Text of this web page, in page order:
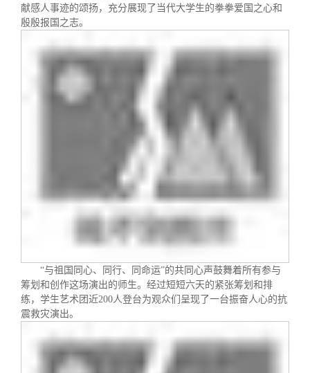
专业委员会
兴趣群体
西南联大校友会
捐赠纪事
捐赠方法
义工计划
《水木清华》
我要订阅
新媒体平台
清华人物
清华故事
青春风采
校友讲坛
校友视界
校友服务
终身学习
信息化服务
实用信息
校友总会
总会简介
总会章程
理事会名单
联系我们
献感人事迹的颂扬，充分展现了当代大学生的拳拳爱国之心和
殷殷报国之志。
“与祖国同心、同行、同命运”的共同心声鼓舞着所有参与
筹划和创作这场演出的师生。经过短短六天的紧张筹划和排
练，学生艺术团近200人登台为观众们呈现了一台振奋人心的抗
震救灾演出。